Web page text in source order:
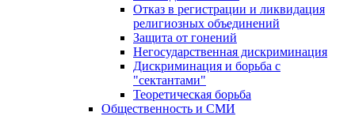
Отказ в регистрации и ликвидация
религиозных объединений
Защита от гонений
Негосударственная дискриминация
Дискриминация и борьба с
"сектантами"
Теоретическая борьба
Общественность и СМИ